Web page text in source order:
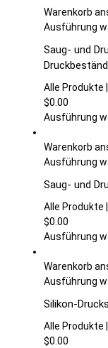
Warenkorb
Ausführung
Saug- und
Alle Produkte
$0.00
Ausführung
Warenkorb
Ausführung
Saug- und
Alle Produkte
$0.00
Ausführung
Warenkorb
Ausführung
Silikon-
Alle Produkte
$0.00